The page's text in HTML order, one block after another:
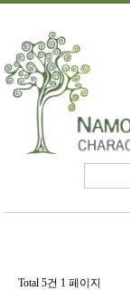
Total 5건 1 페이지